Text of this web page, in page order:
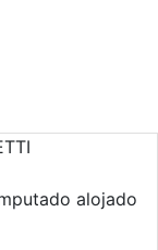
alojado